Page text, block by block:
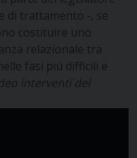
di trattamento -, se
costituire uno
relazionale tra
fasi più difficili e
interventi del